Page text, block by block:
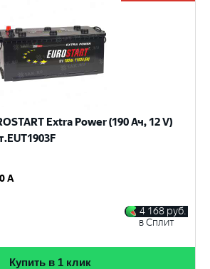
Extra Power (190 Ач, 12 V)
A
4 168 руб.
в Сплит
Купить в 1 клик